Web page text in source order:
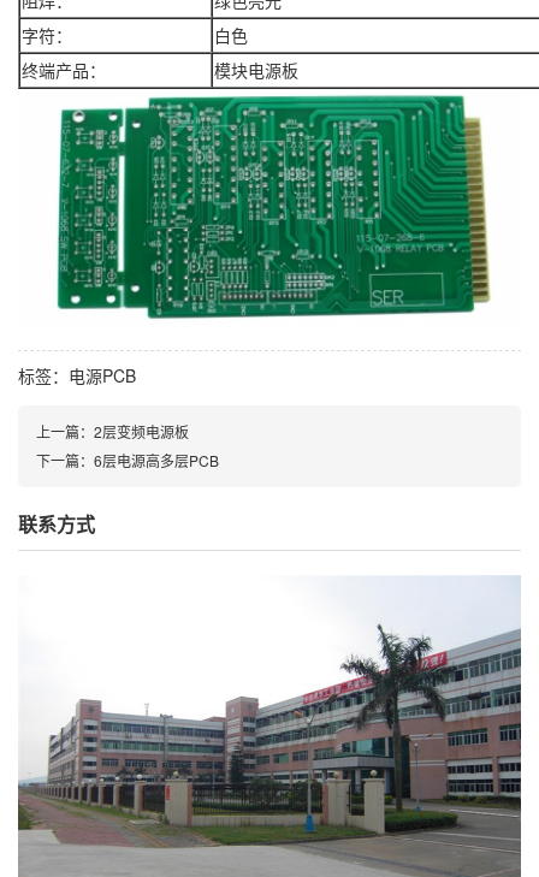
字符：
白色
终端产品：
模块电源板
标签： 电源PCB
上一篇： 2层变频电源板
下一篇： 6层电源高多层PCB
联系方式